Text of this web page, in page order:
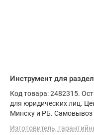
Инструмент для
Код товара: 2482315.
для юридических лиц.
Минску и РБ. Самовывоз
Изготовитель,